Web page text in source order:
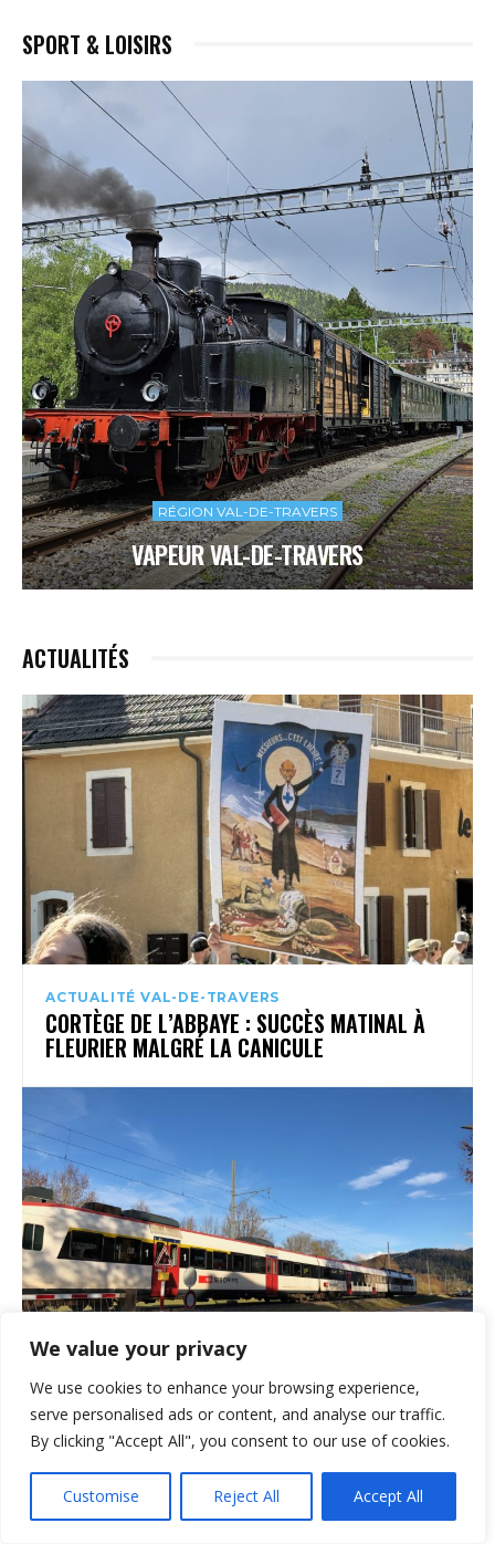
We value your privacy
We use cookies to enhance your browsing experience,
serve personalised ads or content, and analyse our traffic.
By clicking "Accept All", you consent to our use of cookies.
Customise Reject All Accept All
SPORT & LOISIRS
RÉGION VAL-DE-TRAVERS
VAPEUR VAL-DE-TRAVERS
ACTUALITÉS
ACTUALITÉ VAL-DE-TRAVERS
CORTÈGE DE L’ABBAYE : SUCCÈS MATINAL À
FLEURIER MALGRÉ LA CANICULE
ACTUALITÉ VAL-DE-TRAVERS
TRAFIC RESTREINT SUR LA LIGNE R21 AU VAL-
DE-TRAVERS